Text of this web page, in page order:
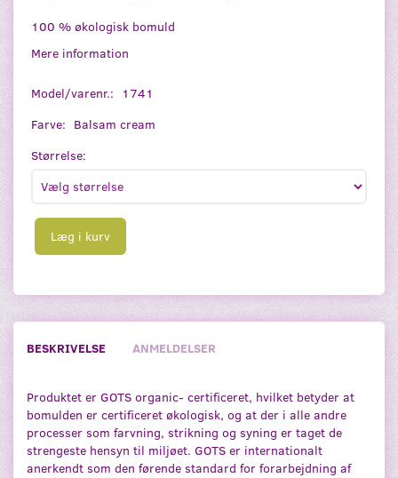
100 % økologisk bomuld
Mere information
Model/varenr.:
1741
Farve: Balsam cream
Størrelse:
Læg i kurv
BESKRIVELSE ANMELDELSER
Produktet er GOTS organic- certificeret, hvilket betyder at
bomulden er certificeret økologisk, og at der i alle andre
processer som farvning, strikning og syning er taget de
strengeste hensyn til miljøet. GOTS er internationalt
anerkendt som den førende standard for forarbejdning af